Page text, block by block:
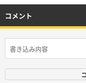
コメント